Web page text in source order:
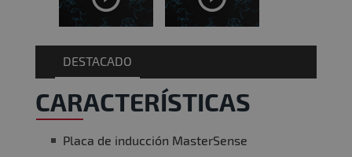
DESTACADO
CARACTERÍSTICAS
Placa de inducción MasterSense